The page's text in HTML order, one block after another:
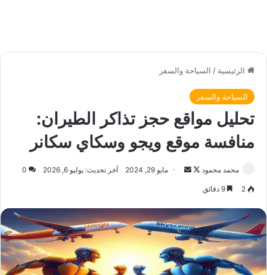
الرئيسية / السياحة والسفر
السياحة والسفر
تحليل مواقع حجز تذاكر الطيران:
منافسة موقع ويجو وسكاي سكانر
محمد محمود
ت
ع
ع
ل
ى
X
ل
ب
ر
ي
د
مايو 29, 2024 آخر تحديث: يوليو 6, 2026 0
2